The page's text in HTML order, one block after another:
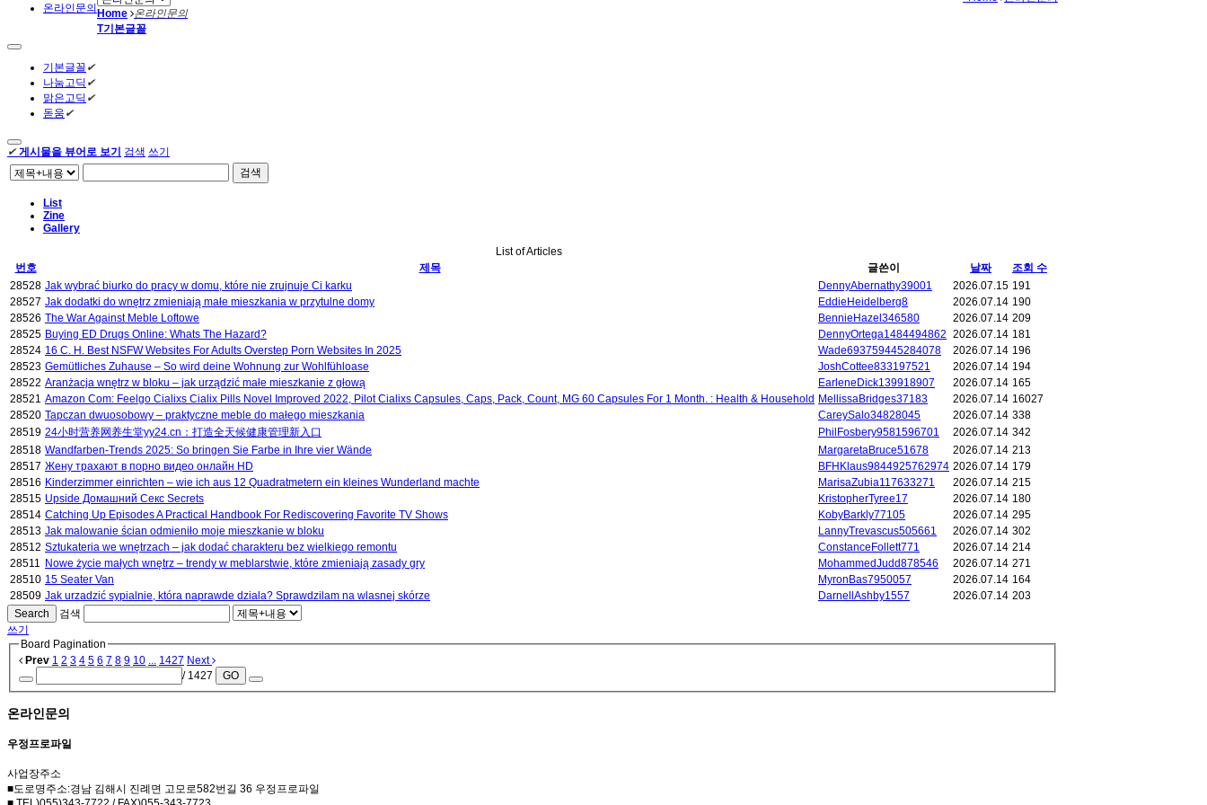
온라인문의Home 온라인문의
T기본글꼴
기본글꼴 ✔
나눔고딕 ✔
맑은고딕 ✔
돋움 ✔
✔ 게시물을 뷰어로 보기 검색 쓰기
검색
List
Zine
Gallery
List of Articles
번호
제목 글쓴이 날짜
조회 수
28528 Jak wybrać biurko do pracy w domu, które nie zrujnuje Ci karku DennyAbernathy39001 2026.07.15 191
28527 Jak dodatki do wnętrz zmieniają małe mieszkania w przytulne domy EddieHeidelberg8 2026.07.14 190
28526 The War Against Meble Loftowe BennieHazel346580 2026.07.14 209
28525 Buying ED Drugs Online: Whats The Hazard? DennyOrtega1484494862 2026.07.14 181
28524 16 C. H. Best NSFW Websites For Adults Overstep Porn Websites In 2025 Wade693759445284078 2026.07.14 196
28523 Gemütliches Zuhause – So wird deine Wohnung zur Wohlfühloase JoshCottee833197521 2026.07.14 194
28522 Aranżacja wnętrz w bloku – jak urządzić małe mieszkanie z głową EarleneDick139918907 2026.07.14 165
28521 Amazon Com: Feelgo Cialixs Cialix Pills Novel Improved 2022, Pilot Cialixs Capsules, Caps, Pack, Count, MG 60 Capsules For 1 Month. : Health & Household MellissaBridges37183 2026.07.14 16027
28520 Tapczan dwuosobowy – praktyczne meble do małego mieszkania CareySalo34828045 2026.07.14 338
28519 24小时营养网养生堂yy24.cn：打造全天候健康管理新入口 PhilFosbery9581596701 2026.07.14 342
28518 Wandfarben-Trends 2025: So bringen Sie Farbe in Ihre vier Wände MargaretaBruce51678 2026.07.14 213
28517 Жену трахают в порно видео онлайн HD BFHKlaus9844925762974 2026.07.14 179
28516 Kinderzimmer einrichten – wie ich aus 12 Quadratmetern ein kleines Wunderland machte MarisaZubia117633271 2026.07.14 215
28515 Upside Домашний Секс Secrets KristopherTyree17 2026.07.14 180
28514 Catching Up Episodes A Practical Handbook For Rediscovering Favorite TV Shows KobyBarkly77105 2026.07.14 295
28513 Jak malowanie ścian odmieniło moje mieszkanie w bloku LannyTrevascus505661 2026.07.14 302
28512 Sztukateria we wnętrzach – jak dodać charakteru bez wielkiego remontu ConstanceFollett771 2026.07.14 214
28511
Nowe życie małych wnętrz – trendy w meblarstwie, które zmieniają zasady gry MohammedJudd878546 2026.07.14 271
28510 15 Seater Van MyronBas7950057 2026.07.14 164
28509 Jak urzadzić sypialnie, która naprawde dziala? Sprawdzilam na wlasnej skórze DarnellAshby1557 2026.07.14 203
Search
검색
쓰기
Board Pagination
Prev 1 2 3 4 5 6 7 8 9 10 1427 Next
/ 1427
GO
온라인문의
우정프로파일
사업장주소
■도로명주소:경남 김해시 진례면 고모로582번길 36 우정프로파일